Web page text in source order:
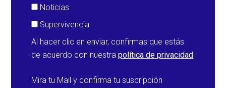
Noticias
Supervivencia
Al hacer clic en enviar, confirmas que estás
de acuerdo con nuestrapolítica de privacidad
Mira tu Mail y confirma tu suscripción